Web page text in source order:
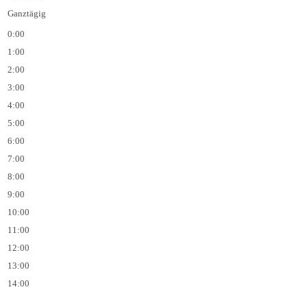
Ganztägig
0:00
1:00
2:00
3:00
4:00
5:00
6:00
7:00
8:00
9:00
10:00
11:00
12:00
13:00
14:00